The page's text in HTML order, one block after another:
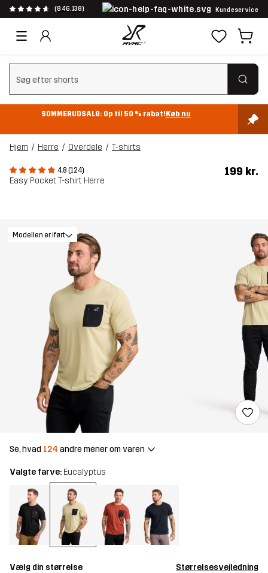
(846.138) Kundeservice
Ryd søgning
SOMMERUDSALG: Op til 50 % rabat!Køb nu
Hjem Herre Overdele T-shirts
4.8 (124)
Easy Pocket T-shirt Herre
199 kr.
Modellen er iført
Se, hvad 124 andre mener om varen
Valgte farve: Eucalyptus
Vælg din størrelse Størrelsesvejledning